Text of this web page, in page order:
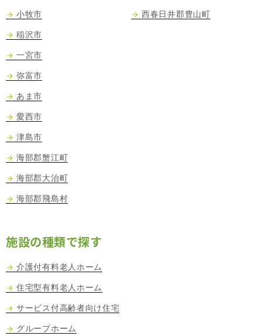
小牧市 西春日井郡豊山町
稲沢市
一宮市
弥富市
あま市
愛西市
津島市
海部郡蟹江町
海部郡大治町
海部郡飛島村
施設の種類で探す
介護付有料老人ホーム
住宅型有料老人ホーム
サービス付高齢者向け住宅
グループホーム